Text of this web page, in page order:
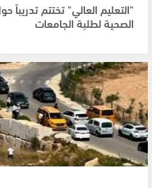
"التعليم العالي" تختتم تدريباً
الصحية لطلبة الجامعات